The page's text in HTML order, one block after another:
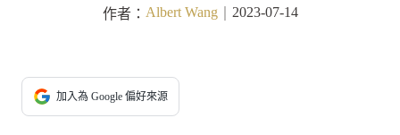
作者： Albert Wang｜ 2023-07-14
加入為 Google 偏好來源